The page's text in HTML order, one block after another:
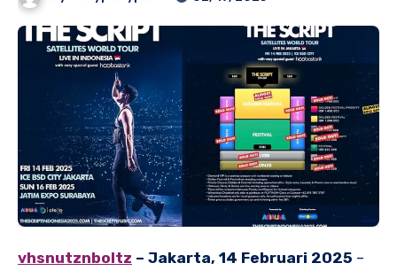
vhsnutznboltz – Jakarta, 14 Februari 2025 –